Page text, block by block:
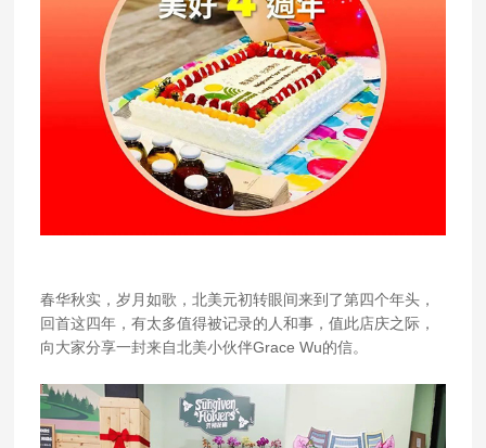
春华秋实，岁月如歌，北美元初转眼间来到了第四个年头，
回首这四年，有太多值得被记录的人和事，值此店庆之际，
向大家分享一封来自北美小伙伴Grace Wu的信。